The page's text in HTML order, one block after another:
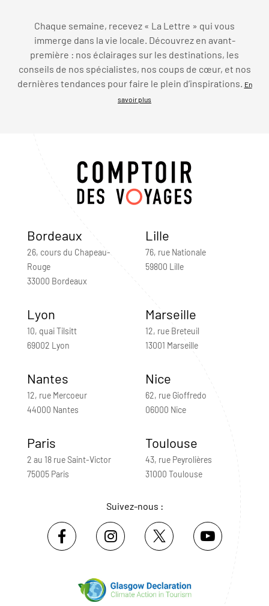
Chaque semaine, recevez « La Lettre » qui vous
immerge dans la vie locale. Découvrez en avant-
première : nos éclairages sur les destinations, les
conseils de nos spécialistes, nos coups de cœur, et nos
dernières tendances pour faire le plein d’inspirations.
En
savoir plus
Bordeaux
26, cours du Chapeau-
Rouge
33000 Bordeaux
Lille
76, rue Nationale
59800 Lille
Lyon
10, quai Tilsitt
69002 Lyon
Marseille
12, rue Breteuil
13001 Marseille
Nantes
12, rue Mercoeur
44000 Nantes
Nice
62, rue Gioffredo
06000 Nice
Paris
2 au 18 rue Saint-Victor
75005 Paris
Toulouse
43, rue Peyrolières
31000 Toulouse
Suivez-nous :